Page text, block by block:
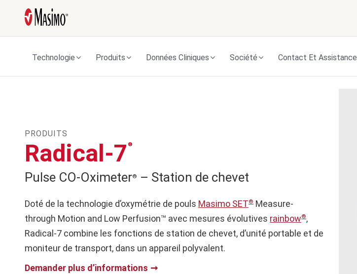
Technologie Produits Données Cliniques Société Contact Et Assistance
PRODUITS
Radical-7 ®
Pulse CO-Oximeter® – Station de chevet
Doté de la technologie d’oxymétrie de pouls Masimo SET® Measure-
through Motion and Low Perfusion™ avec mesures évolutives rainbow®,
Radical-7 combine les fonctions de station de chevet, d’unité portable et de
moniteur de transport, dans un appareil polyvalent.
Demander plus d’informations